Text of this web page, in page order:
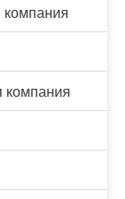
компания
компания